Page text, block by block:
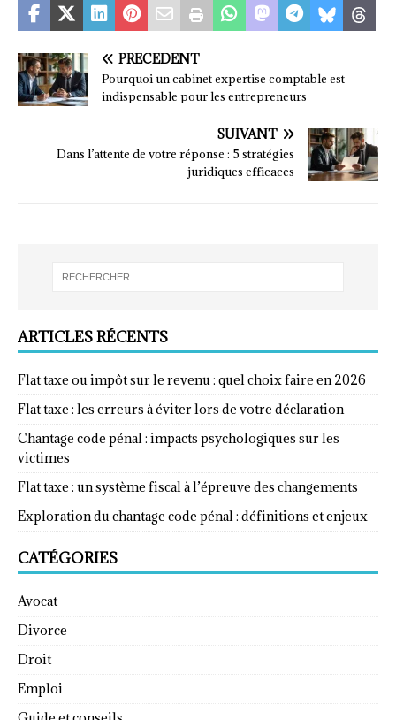
PRÉCÉDENT
Pourquoi un cabinet expertise comptable est
indispensable pour les entrepreneurs
SUIVANT
Dans l’attente de votre réponse : 5 stratégies
juridiques efficaces
ARTICLES RÉCENTS
Flat taxe ou impôt sur le revenu : quel choix faire en 2026
Flat taxe : les erreurs à éviter lors de votre déclaration
Chantage code pénal : impacts psychologiques sur les
victimes
Flat taxe : un système fiscal à l’épreuve des changements
Exploration du chantage code pénal : définitions et enjeux
CATÉGORIES
Avocat
Divorce
Droit
Emploi